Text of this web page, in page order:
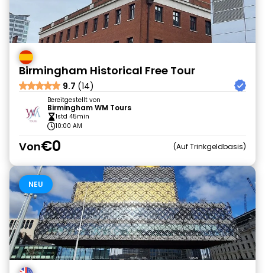
Birmingham Historical Free Tour
9.7 (14)
Bereitgestellt von
Birmingham WM Tours
1std 45min
10:00 AM
Von€0 Auf Trinkgeldbasis
NEU